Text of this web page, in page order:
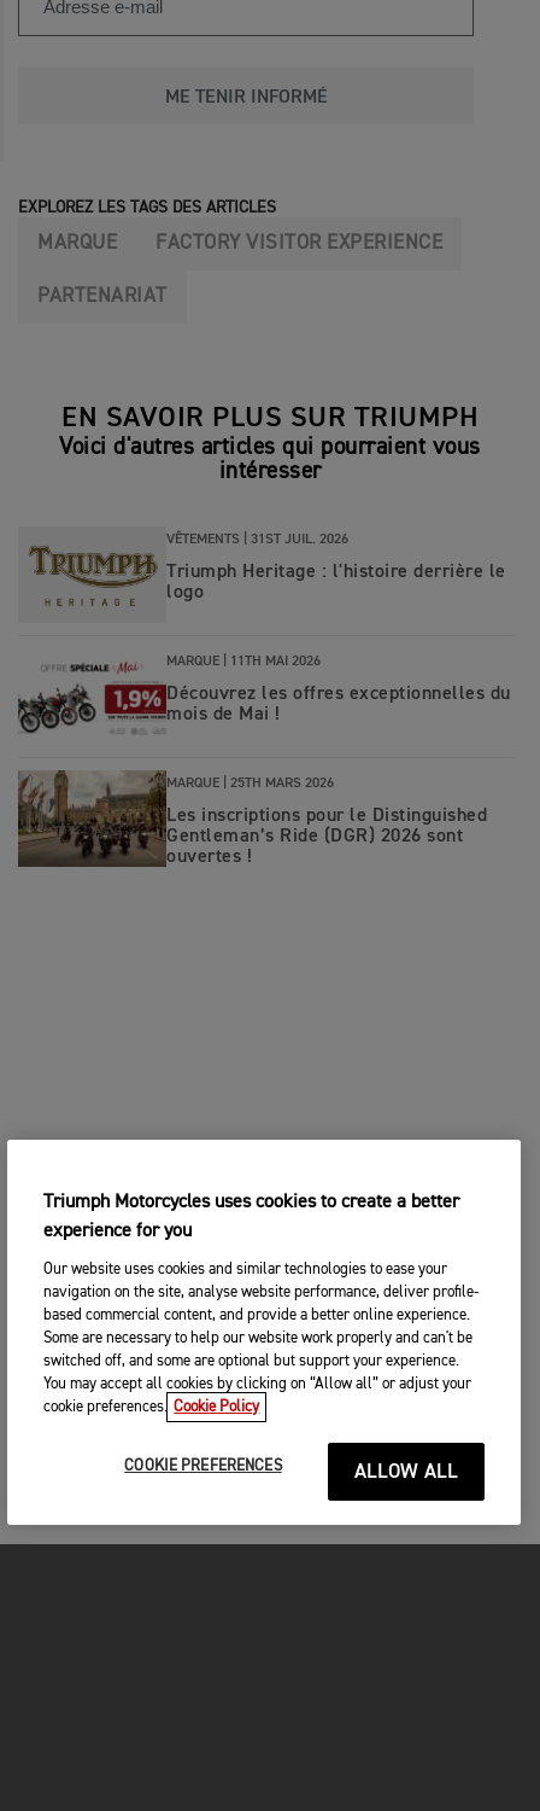
ME TENIR INFORMÉ
EXPLOREZ LES TAGS DES ARTICLES
MARQUE FACTORY VISITOR EXPERIENCE
PARTENARIAT
EN SAVOIR PLUS SUR TRIUMPH
Voici d'autres articles qui pourraient vous
intéresser
VÊTEMENTS | 31ST JUIL. 2026
Triumph Heritage : l'histoire derrière le
logo
MARQUE | 11TH MAI 2026
Découvrez les offres exceptionnelles du
mois de Mai !
MARQUE | 25TH MARS 2026
Les inscriptions pour le Distinguished
Gentleman’s Ride (DGR) 2026 sont
ouvertes !
Triumph Motorcycles uses cookies to create a better
experience for you
Our website uses cookies and similar technologies to ease your
navigation on the site, analyse website performance, deliver profile-
based commercial content, and provide a better online experience.
Some are necessary to help our website work properly and can't be
switched off, and some are optional but support your experience.
You may accept all cookies by clicking on “Allow all” or adjust your
cookie preferences. Cookie Policy
COOKIE PREFERENCES ALLOW ALL